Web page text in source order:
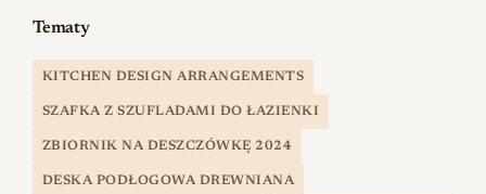
Tematy
KITCHEN DESIGN ARRANGEMENTS
SZAFKA Z SZUFLADAMI DO ŁAZIENKI
ZBIORNIK NA DESZCZÓWKĘ 2024
DESKA PODŁOGOWA DREWNIANA